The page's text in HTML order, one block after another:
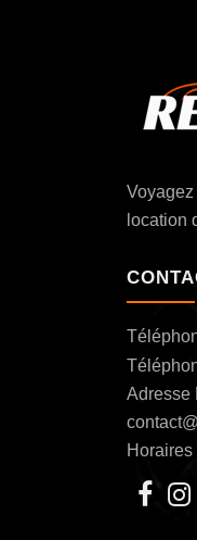
location
Adresse
Horaires